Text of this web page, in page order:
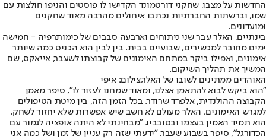
החדשות על מצבו, שחקני דורטמונד הקדישו לו פוסטים והניפו חולצות עם
שמו, וברשתות החברתיות נכתבו איחולים מהרבה מאוד שחקנים
ומועדונים.
בינתיים, האלר עבר שני ניתוחים וארבעה סבבים של כימותרפיה - חמישה
ימים מחובר למכשירים, שבועיים בבית. בין לבין הוא הכניס כמה שיותר
אימונים, ואפילו ביקר במתחם האימונים של קבוצתו לשעבר, אייאקס, שם
המשיך את תהליך השיקום.
האוהדים ממתינים לשובו של האלר,צילום: איפי
"הוא ביקש לבוא להתאמן אצלנו, ומאוד שמחנו לעזור לו", סיפר מאמן
הקבוצה ההולנדית, אלפרד שרודר. בכל הזמן הזה, בין מיטת הטיפולים
למגרש האימונים, האלר מעולם לא חשב שיש אפשרות שלא יחזור לשחק.
הוא תמיד האמין בעצמו ובסובביו. "מבחינתי לא היתה אופציה לגמור עם
הכדורגל", סיפר בשבוע שעבר. "ידעתי שזה רק עניין של זמן ושל כמה אני